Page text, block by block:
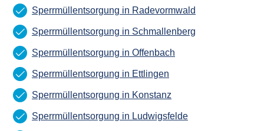
Sperrmüllentsorgung in Radevormwald
Sperrmüllentsorgung in Schmallenberg
Sperrmüllentsorgung in Offenbach
Sperrmüllentsorgung in Ettlingen
Sperrmüllentsorgung in Konstanz
Sperrmüllentsorgung in Ludwigsfelde